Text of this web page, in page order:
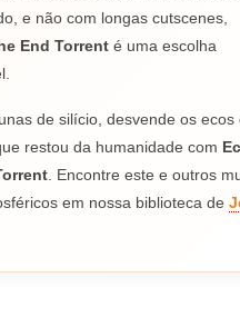
e não com longas cutscenes,
End Torrent é uma escolha
de silício, desvende os ecos
restou da humanidade com
. Encontre este e outros
em nossa biblioteca de